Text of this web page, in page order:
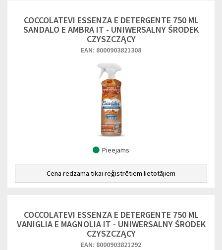
COCCOLATEVI ESSENZA E DETERGENTE 750 ML
SANDALO E AMBRA IT - UNIWERSALNY ŚRODEK
CZYSZCZĄCY
EAN: 8000903821308
Pieejams
Cena redzama tikai reģistrētiem lietotājiem
COCCOLATEVI ESSENZA E DETERGENTE 750 ML
VANIGLIA E MAGNOLIA IT - UNIWERSALNY ŚRODEK
CZYSZCZĄCY
EAN: 8000903821292